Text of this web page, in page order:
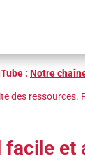
: Notre
des
et